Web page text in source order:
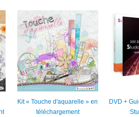
Kit « Touche d'aquarelle » en
téléchargement
DVD +